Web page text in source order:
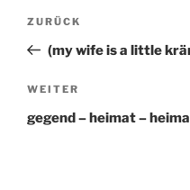
Beitragsnavigation
Vorheriger
Beitrag
ZURÜCK
(my wife is a little
Nächster
Beitrag
WEITER
gegend – heimat –